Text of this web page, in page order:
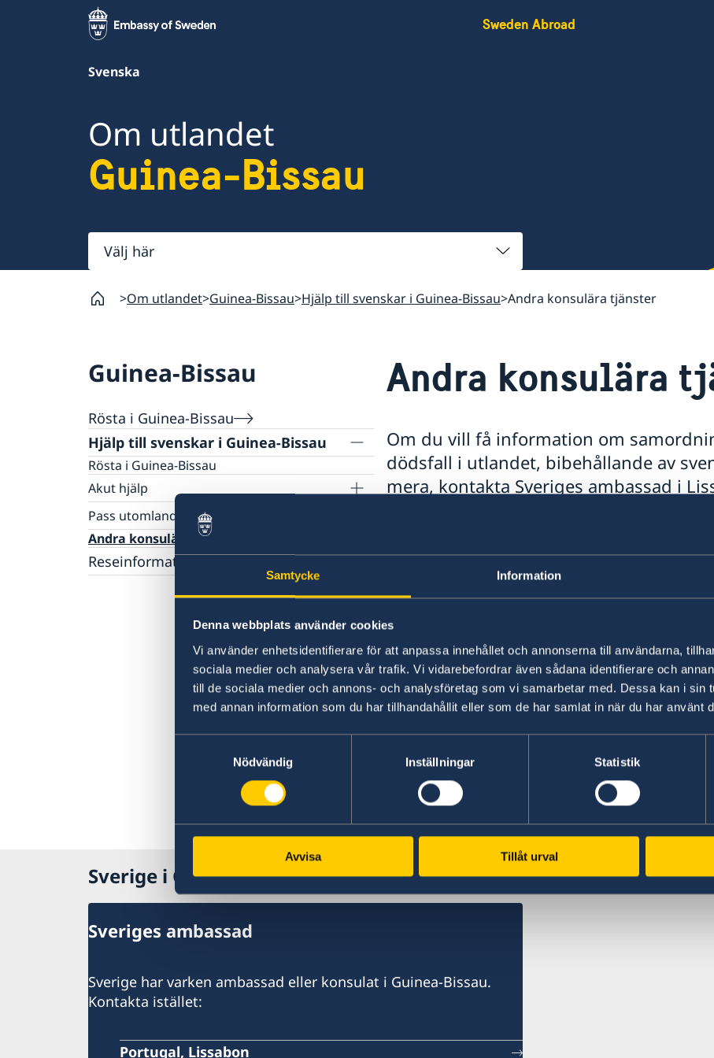
Samtycke Information
Denna webbplats använder cookies
Vi använder enhetsidentifierare för att anpassa innehållet och annonserna till användarna,
sociala medier och analysera vår trafik. Vi vidarebefordrar även sådana identifierare och
till de sociala medier och annons- och analysföretag som vi samarbetar med. Dessa kan i sin
med annan information som du har tillhandahållit eller som de har samlat in när du har använt
Nödvändig
Inställningar Statistik
Avvisa Tillåt urval
Sweden Abroad
Svenska
Om utlandet
Guinea-Bissau
Välj
här
Om utlandet Guinea-Bissau Hjälp till svenskar i Guinea-Bissau Andra konsulära tjänster
Guinea-Bissau
Rösta i Guinea-Bissau
Hjälp till svenskar i Guinea-Bissau
Rösta i Guinea-Bissau
Akut hjälp
Larmcentraler
Pass utomlands
Provisoriskt pass
Förnyelse av pass
Förlust av pass
Andra konsulära tjänster
Reseinformation
Allmänna säkerhetsläget
In- och utresebestämmelser
Naturförhållanden och katastrofer
Kriminalitet och personlig säkerhet
Lokala lagar och sedvänjor
Andra konsulära
Om du vill få information om
dödsfall i utlandet, bibehållande av
mera, kontakta Sveriges ambassad i
har inte behörighet får att översätta
behöver översättning av handlingar
auktoriserad översättning. För
ska ni kontakta en Notarius publicus i
notarius publicus i Sverige som du
Här finns för närvarande ingen lokal
information om eventuella lokala villkor. Länk
sidan.
Svenskt och dubbelt medborgarskap
Medborgarskap är ett rättsligt bindande
en individ (medborgare) antingen automatiskt
en ansökan. Dubbelt medborgarskap innebär
Sverige i Guinea-Bissau
Sveriges ambassad
Sverige har varken ambassad eller konsulat i Guinea-Bissau.
Kontakta istället:
Portugal, Lissabon